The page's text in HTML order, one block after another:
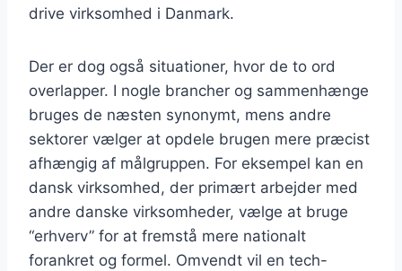
drive virksomhed i Danmark.
Der er dog også situationer, hvor de to ord
overlapper. I nogle brancher og sammenhænge
bruges de næsten synonymt, mens andre
sektorer vælger at opdele brugen mere præcist
afhængig af målgruppen. For eksempel kan en
dansk virksomhed, der primært arbejder med
andre danske virksomheder, vælge at bruge
“erhverv” for at fremstå mere nationalt
forankret og formel. Omvendt vil en tech-